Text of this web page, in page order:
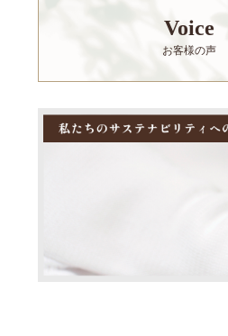
Voice
お客様の声